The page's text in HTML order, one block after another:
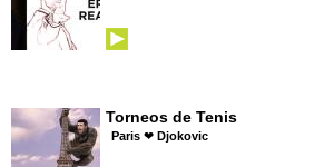
Torneos de Tenis
Paris ❤ Djokovic